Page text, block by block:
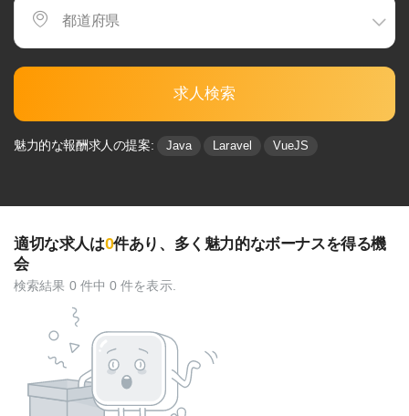
求人検索
魅力的な報酬求人の提案: Java Laravel VueJS
適切な求人は0件あり、多く魅⼒的なボーナスを得る機
会
検索結果 0 件中 0 件を表示.